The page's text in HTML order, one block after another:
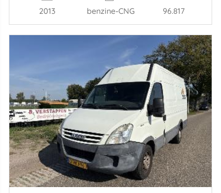
2013 benzine-CNG 96.817